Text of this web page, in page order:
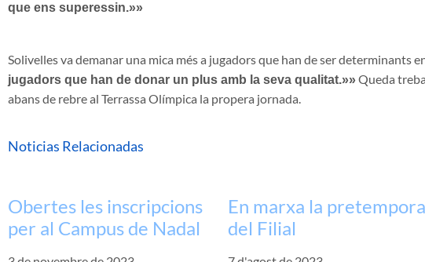
que ens superessin.»»
Solivelles va demanar una mica més a jugadors que han de ser determinants
jugadors que han de donar un plus amb la seva qualitat.»»Queda
abans de rebre al Terrassa Olímpica la propera jornada.
Noticias Relacionadas
Obertes les inscripcions
per al Campus de Nadal
En marxa la
del Filial